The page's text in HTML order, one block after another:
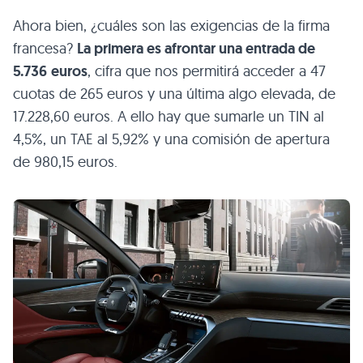
Ahora bien, ¿cuáles son las exigencias de la firma
francesa? La primera es afrontar una entrada de
5.736 euros, cifra que nos permitirá acceder a 47
cuotas de 265 euros y una última algo elevada, de
17.228,60 euros. A ello hay que sumarle un TIN al
4,5%, un TAE al 5,92% y una comisión de apertura
de 980,15 euros.